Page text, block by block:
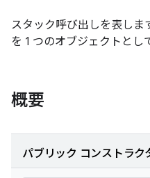
スタック呼び出しを表しま
を 1 つのオブジェクトとし
概要
パブリック コンストラク